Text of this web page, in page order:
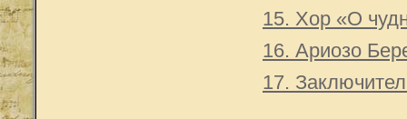
15. Хор «О
16. Ариозо
17.